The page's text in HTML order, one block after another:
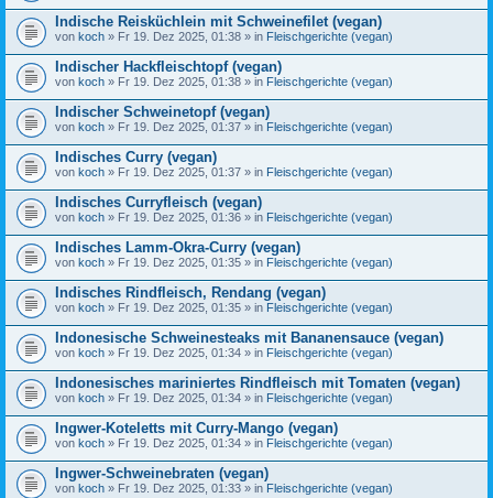
Indische Reisküchlein mit Schweinefilet (vegan)
von koch » Fr 19. Dez 2025, 01:38 » in Fleischgerichte (vegan)
Indischer Hackfleischtopf (vegan)
von koch » Fr 19. Dez 2025, 01:38 » in Fleischgerichte (vegan)
Indischer Schweinetopf (vegan)
von koch » Fr 19. Dez 2025, 01:37 » in Fleischgerichte (vegan)
Indisches Curry (vegan)
von koch » Fr 19. Dez 2025, 01:37 » in Fleischgerichte (vegan)
Indisches Curryfleisch (vegan)
von koch » Fr 19. Dez 2025, 01:36 » in Fleischgerichte (vegan)
Indisches Lamm-Okra-Curry (vegan)
von koch » Fr 19. Dez 2025, 01:35 » in Fleischgerichte (vegan)
Indisches Rindfleisch, Rendang (vegan)
von koch » Fr 19. Dez 2025, 01:35 » in Fleischgerichte (vegan)
Indonesische Schweinesteaks mit Bananensauce (vegan)
von koch » Fr 19. Dez 2025, 01:34 » in Fleischgerichte (vegan)
Indonesisches mariniertes Rindfleisch mit Tomaten (vegan)
von koch » Fr 19. Dez 2025, 01:34 » in Fleischgerichte (vegan)
Ingwer-Koteletts mit Curry-Mango (vegan)
von koch » Fr 19. Dez 2025, 01:34 » in Fleischgerichte (vegan)
Ingwer-Schweinebraten (vegan)
von koch » Fr 19. Dez 2025, 01:33 » in Fleischgerichte (vegan)